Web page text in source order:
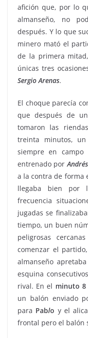
afición que, por lo
almanseño, no
después. Y lo que
minero mató el
de la primera
únicas tres
Sergio Arenas.
El choque parecía
que después de
tomaron las
treinta minutos,
siempre en
entrenado porAndrés
a la contra de forma
llegaba bien por
frecuencia
jugadas se
tiempo, un buen
peligrosas
comenzar el
almanseño
esquina
rival. En el minuto 8
un balón enviado
para Pablo y el
frontal pero el balón